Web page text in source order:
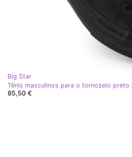
Big Star
Tênis masculinos para o tornozelo preto
85,50 €